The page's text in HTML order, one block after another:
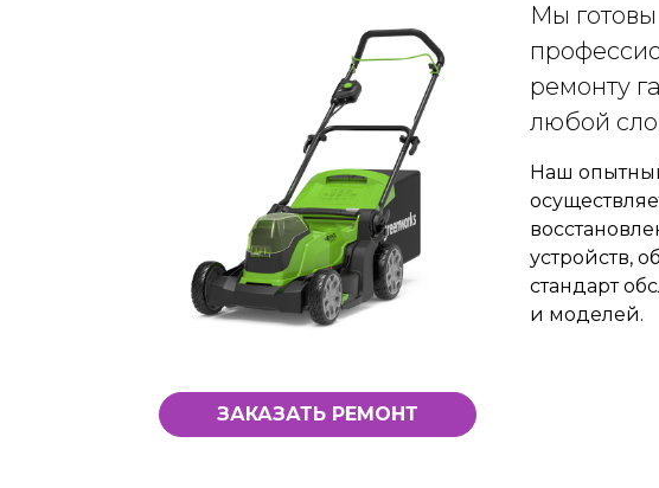
ЗАКАЗАТЬ РЕМОНТ
Мы
ремонту
любой
Наш
устройств,
стандарт
и моделей.